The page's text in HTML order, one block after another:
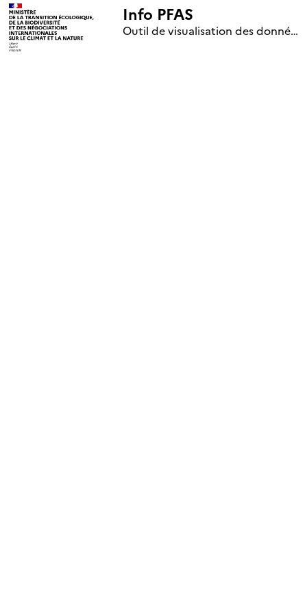
Info PFAS
Outil de visualisation des données nationales de surveillance des substances PFAS (mise à jour le 1er jour de chaque mois)
+
–